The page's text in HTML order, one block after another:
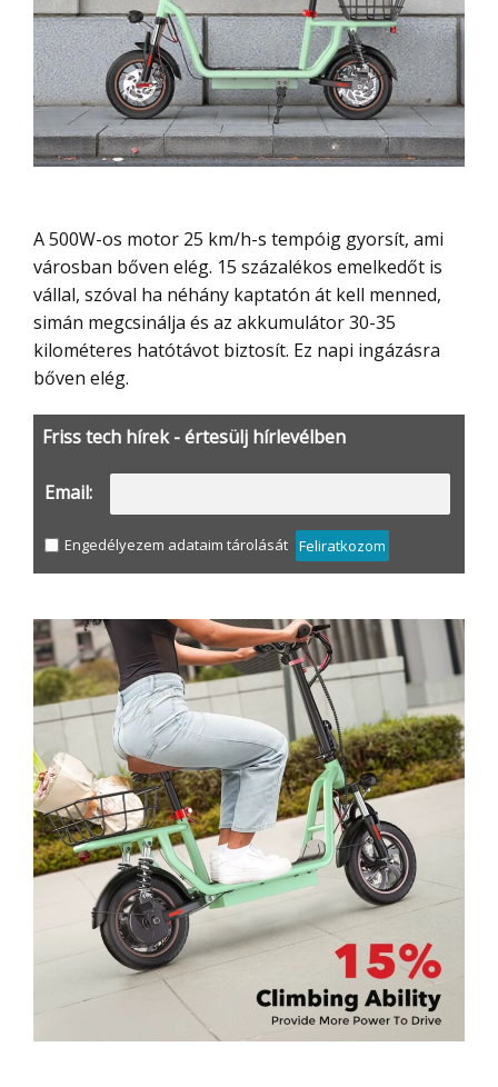
A 500W-os motor 25 km/h-s tempóig gyorsít, ami
városban bőven elég. 15 százalékos emelkedőt is
vállal, szóval ha néhány kaptatón át kell menned,
simán megcsinálja és az akkumulátor 30-35
kilométeres hatótávot biztosít. Ez napi ingázásra
bőven elég.
Friss tech hírek - értesülj hírlevélben
Email:
Engedélyezem adataim tárolását Feliratkozom